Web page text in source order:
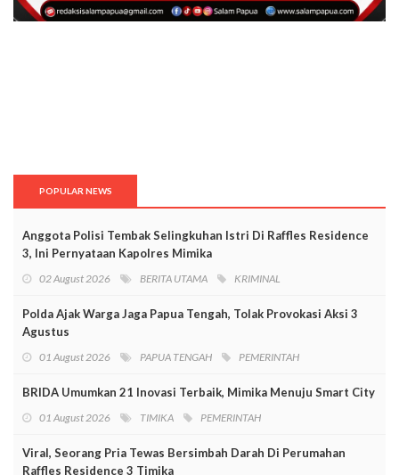
POPULAR NEWS
Anggota Polisi Tembak Selingkuhan Istri Di Raffles Residence
3, Ini Pernyataan Kapolres Mimika
02 August 2026 BERITA UTAMA KRIMINAL
Polda Ajak Warga Jaga Papua Tengah, Tolak Provokasi Aksi 3
Agustus
01 August 2026 PAPUA TENGAH PEMERINTAH
BRIDA Umumkan 21 Inovasi Terbaik, Mimika Menuju Smart City
01 August 2026 TIMIKA PEMERINTAH
Viral, Seorang Pria Tewas Bersimbah Darah Di Perumahan
Raffles Residence 3 Timika